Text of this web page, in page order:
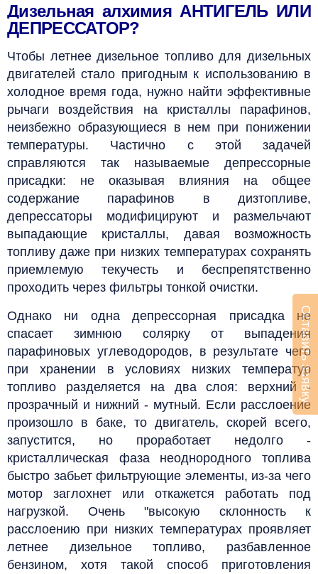
Дизельная алхимия АНТИГЕЛЬ ИЛИ
ДЕПРЕССАТОР?
Чтобы летнее дизельное топливо для дизельных
двигателей стало пригодным к использованию в
холодное время года, нужно найти эффективные
рычаги воздействия на кристаллы парафинов,
неизбежно образующиеся в нем при понижении
температуры. Частично с этой задачей
справляются так называемые депрессорные
присадки: не оказывая влияния на общее
содержание парафинов в дизтопливе,
депрессаторы модифицируют и размельчают
выпадающие кристаллы, давая возможность
топливу даже при низких температурах сохранять
приемлемую текучесть и беспрепятственно
проходить через фильтры тонкой очистки.
Однако ни одна депрессорная присадка не
спасает зимнюю солярку от выпадения
парафиновых углеводородов, в результате чего
при хранении в условиях низких температур
топливо разделяется на два слоя: верхний -
прозрачный и нижний - мутный. Если расслоение
произошло в баке, то двигатель, скорей всего,
запустится, но проработает недолго -
кристаллическая фаза неоднородного топлива
быстро забьет фильтрующие элементы, из-за чего
мотор заглохнет или откажется работать под
нагрузкой. Очень "высокую склонность к
расслоению при низких температурах проявляет
летнее дизельное топливо, разбавленное
бензином, хотя такой способ приготовления
Оставить заявку